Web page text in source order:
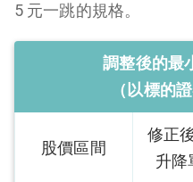
5 元一跳的規格。
調整後的最
（以標的
股價區間
修正
升降